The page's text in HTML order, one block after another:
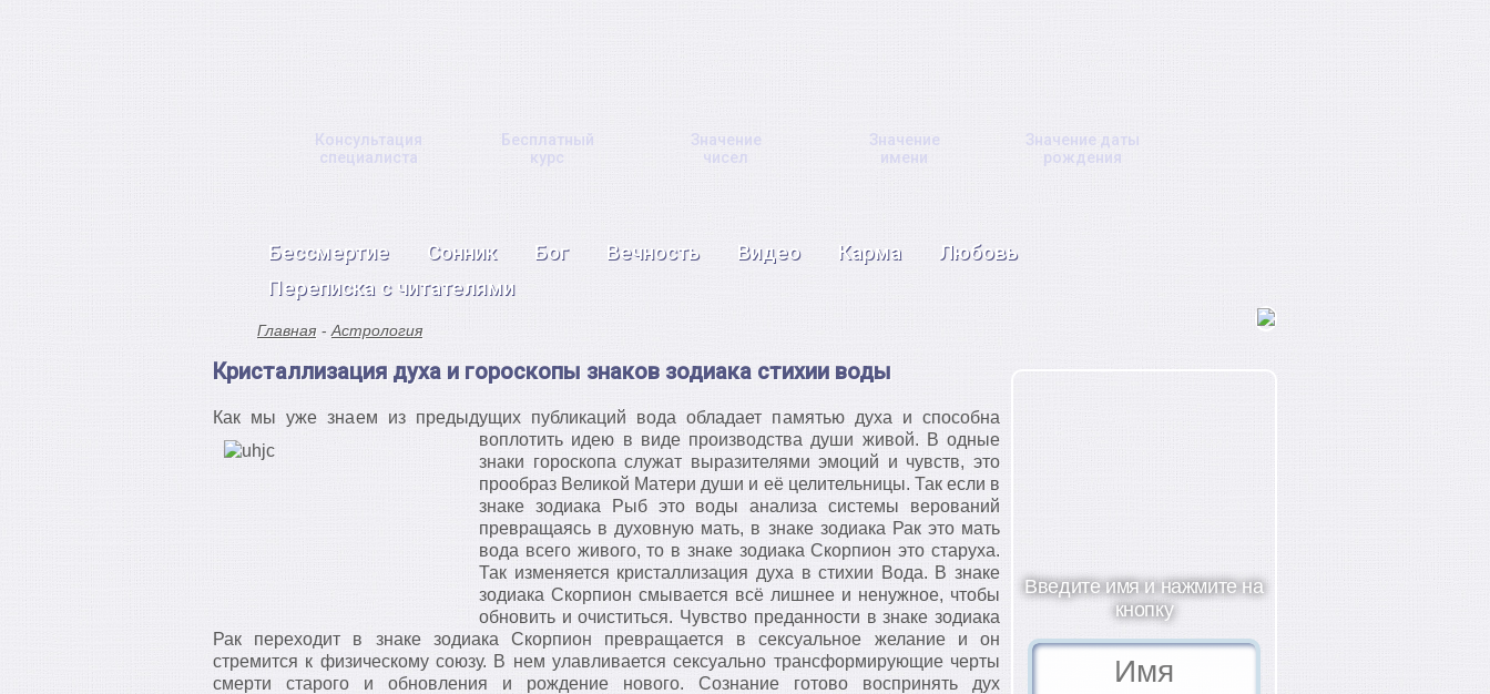
Консультация
специалиста
Бесплатный
курс
Значение
чисел
Значение
имени
Значение даты
рождения
Бессмертие Сонник Бог Вечность Видео Карма
Любовь
Переписка с читателями
Главная Астрология
Кристаллизация духа и гороскопы знаков зодиака стихии воды
Как мы уже знаем из предыдущих публикаций вода обладает памятью духа и способна
воплотить идею в виде производства души живой. В одные
знаки гороскопа служат выразителями эмоций и чувств, это
прообраз Великой Матери души и её целительницы. Так если в
знаке зодиака Рыб это воды анализа системы верований
превращаясь в духовную мать, в знаке зодиака Рак это мать
вода всего живого, то в знаке зодиака Скорпион это старуха.
Так изменяется кристаллизация духа в стихии Вода. В знаке
зодиака Скорпион смывается всё лишнее и ненужное, чтобы
обновить и очиститься. Чувство преданности в знаке зодиака
Рак переходит в знаке зодиака Скорпион превращается в сексуальное желание и он
стремится к физическому союзу. В нем улавливается сексуально трансформирующие черты
смерти старого и обновления и рождение нового. Сознание готово воспринять дух
Введите имя и нажмите на
кнопку